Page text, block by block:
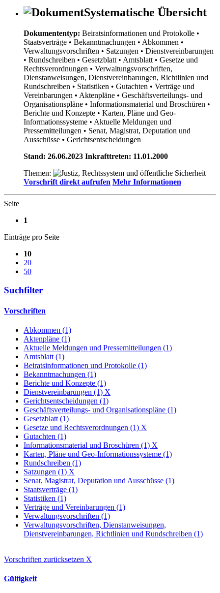
Systematische Übersicht
Dokumententyp: Beiratsinformationen und Protokolle •
Staatsverträge • Bekanntmachungen • Abkommen •
Verwaltungsvorschriften • Satzungen • Dienstvereinbarungen
• Rundschreiben • Gesetzblatt • Amtsblatt • Gesetze und
Rechtsverordnungen • Verwaltungsvorschriften,
Dienstanweisungen, Dienstvereinbarungen, Richtlinien und
Rundschreiben • Statistiken • Gutachten • Verträge und
Vereinbarungen • Aktenpläne • Geschäftsverteilungs- und
Organisationspläne • Informationsmaterial und Broschüren •
Berichte und Konzepte • Karten, Pläne und Geo-
Informationssysteme • Aktuelle Meldungen und
Pressemitteilungen • Senat, Magistrat, Deputation und
Ausschüsse • Gerichtsentscheidungen
Stand: 26.06.2023 Inkrafttreten: 11.01.2000
Themen:
Vorschrift direkt aufrufen Mehr Informationen
Seite
1
Einträge pro Seite
10
20
50
Suchfilter
Vorschriften
Abkommen (1)
Aktenpläne (1)
Aktuelle Meldungen und Pressemitteilungen (1)
Amtsblatt (1)
Beiratsinformationen und Protokolle (1)
Bekanntmachungen (1)
Berichte und Konzepte (1)
Dienstvereinbarungen (1) X
Gerichtsentscheidungen (1)
Geschäftsverteilungs- und Organisationspläne (1)
Gesetzblatt (1)
Gesetze und Rechtsverordnungen (1) X
Gutachten (1)
Informationsmaterial und Broschüren (1) X
Karten, Pläne und Geo-Informationssysteme (1)
Rundschreiben (1)
Satzungen (1) X
Senat, Magistrat, Deputation und Ausschüsse (1)
Staatsverträge (1)
Statistiken (1)
Verträge und Vereinbarungen (1)
Verwaltungsvorschriften (1)
Verwaltungsvorschriften, Dienstanweisungen,
Dienstvereinbarungen, Richtlinien und Rundschreiben (1)
Vorschriften zurücksetzen X
Gültigkeit